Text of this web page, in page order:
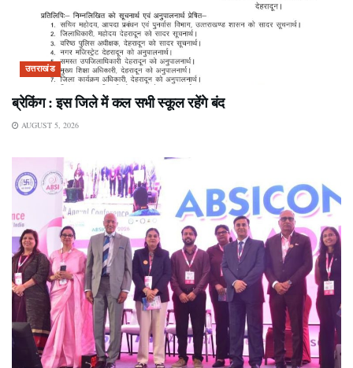
उत्तराखंड
ब्रेकिंग : इस जिले में कल सभी स्कूल रहेंगे बंद
AUGUST 5, 2026